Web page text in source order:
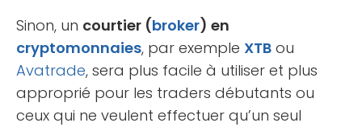
Sinon, un courtier (broker) en
cryptomonnaies, par exemple XTB ou
Avatrade, sera plus facile à utiliser et plus
approprié pour les traders débutants ou
ceux qui ne veulent effectuer qu’un seul